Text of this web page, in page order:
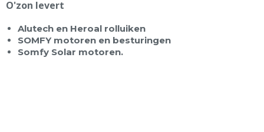
O'zon levert
Alutech en Heroal rolluiken
SOMFY motoren en besturingen
Somfy Solar motoren.